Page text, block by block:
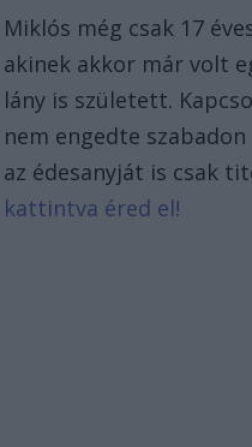
Miklós még csak 17
akinek akkor már volt
lány is született.
nem engedte
az édesanyját is csak
kattintva éred el!